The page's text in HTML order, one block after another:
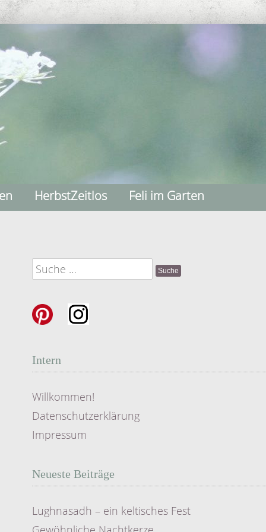
HerbstZeitlos Feli im Garten
Suche
Intern
Willkommen!
Datenschutzerklärung
Impressum
Neueste Beiträge
Lughnasadh – ein keltisches Fest